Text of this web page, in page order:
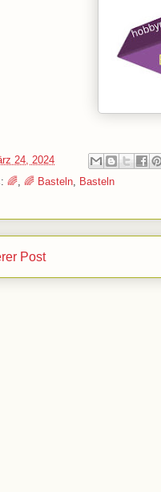
24, 2024
🌈 🌈 Basteln Basteln
Post